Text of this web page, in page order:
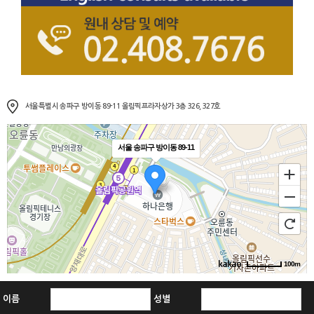
서울특별시 송파구 방이동 89-11 올림픽프라자상가 3층 326, 327호
서울 송파구 방이동 89-11
100m
이름 성별